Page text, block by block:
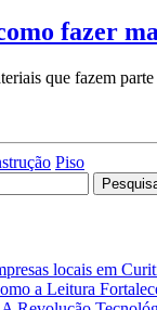
fazer
que fazem
Piso
locais em
a Leitura